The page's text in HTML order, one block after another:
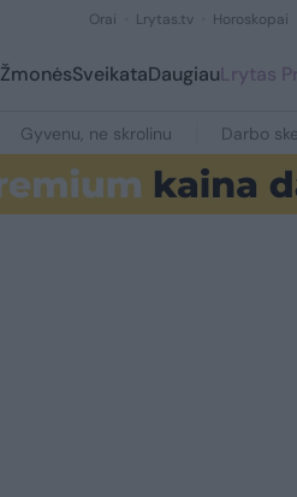
Orai Lrytas.tv Horoskopai
ŽmonėsSveikataDaugiauLrytas
Gyvenu, ne skrolinu Darbo